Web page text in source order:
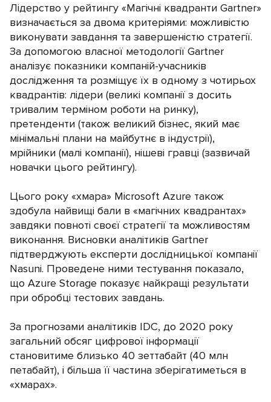
Лідерство у рейтингу «Магічні квадранти Gartner»
визначається за двома критеріями: можливістю
виконувати завдання та завершеністю стратегії.
За допомогою власної методології Gartner
аналізує показники компаній-учасників
дослідження та розміщує їх в одному з чотирьох
квадрантів: лідери (великі компанії з досить
тривалим терміном роботи на ринку),
претенденти (також великий бізнес, який має
мінімальні плани на майбутнє в індустрії),
мрійники (малі компанії), нішеві гравці (зазвичай
новачки цього рейтингу).
Цього року «хмара» Microsoft Azure також
здобула найвищі бали в «магічних квадрантах»
завдяки повноті своєї стратегії та можливостям
виконання. Висновки аналітиків Gartner
підтверджують експерти дослідницької компанії
Nasuni. Проведене ними тестування показало,
що Azure Storage показує найкращі результати
при обробці тестових завдань.
За прогнозами аналітиків IDC, до 2020 року
загальний обсяг цифрової інформації
становитиме близько 40 зеттабайт (40 млн
петабайт), і більша її частина зберігатиметься в
«хмарах».